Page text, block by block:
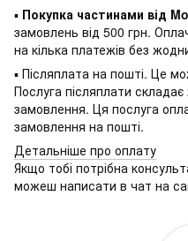
▪ Покупка частинами від
замовлень від 500 грн.
на кілька платежів без
▪ Післяплата на пошті. Це
Послуга післяплати
замовлення. Ця послуга
замовлення на пошті.
Детальніше про оплату
Якщо тобі потрібна
можеш написати в чат на